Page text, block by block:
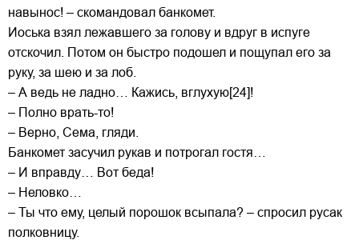
навынос! – скомандовал банкомет.
Иоська взял лежавшего за голову и вдруг в испуге
отскочил. Потом он быстро подошел и пощупал его за
руку, за шею и за лоб.
– А ведь не ладно… Кажись, вглухую[24]!
– Полно врать-то!
– Верно, Сема, гляди.
Банкомет засучил рукав и потрогал гостя…
– И вправду… Вот беда!
– Неловко…
– Ты что ему, целый порошок всыпала? – спросил русак
полковницу.